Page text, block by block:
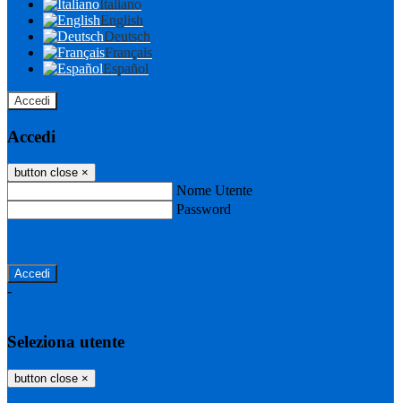
Italiano
English
Deutsch
Français
Español
Accedi
Accedi
button close ×
Nome Utente
Password
-
Seleziona utente
button close ×